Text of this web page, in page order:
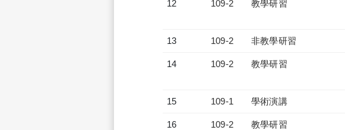
12 109-2 教學研習
13 109-2 非教學研習
14 109-2 教學研習
15 109-1 學術演講
16 109-2 教學研習